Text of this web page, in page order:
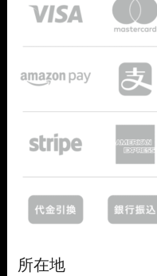
所在地